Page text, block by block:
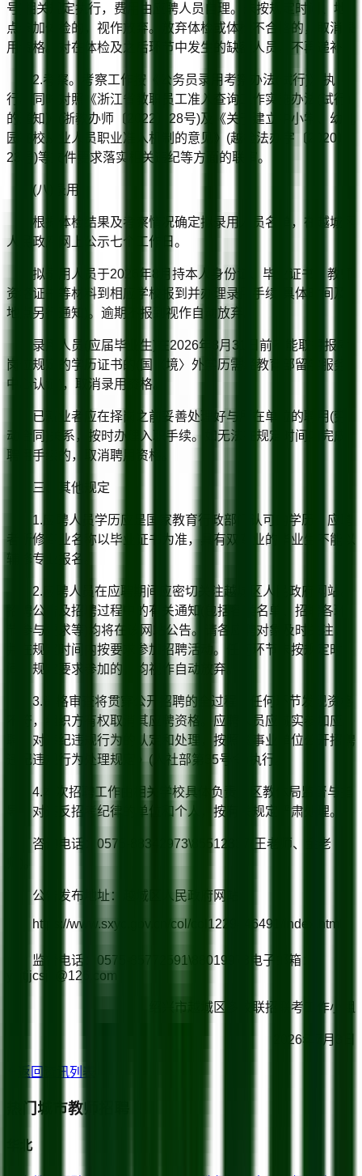
号)相关规定执行，费用由应聘人员自理。未按规定时间、地
点参加体检的，视作放弃。放弃体检或体检不合格的，取消录
用资格。对在体检及之后环节中发生的缺额人员，不再递补。
2.考察。考察工作按《公务员录用考察办法(试行)》执
行。同时对照《浙江省教职员工准入查询工作实施办法(试行)
的通知》(浙教办师〔2022〕28号)及《关于建立中小学、幼儿
园在校从业人员职业准入机制的意见》(越检法办字〔2020〕
23号)等文件要求落实相关违纪等方面的联审。
(八)录用
根据体检结果及考察情况确定拟录用人员名单，在越城区
人民政府网上公示七个工作日。
拟录用人员于2026年8月持本人身份证、毕业证书、教师
资格证书等材料到相应学校报到并办理录用手续(具体时间及
地点另行通知)。逾期不报到视作自动放弃。
录用人员(应届毕业生)在2026年8月31日前不能取得报考
岗位规定的学历证书的(国〈境〉外学历需经教育部留学服务
中心认证)，取消录用资格。
已就业者应在择岗之前妥善处理好与所在单位的聘用(劳
动合同)关系，按时办理入职手续。如无法在规定时间内完成
聘用手续的，取消聘用资格。
三、其他规定
1.应聘人员学历应是国家教育行政部门认可的学历，应聘
者所修专业名称以毕业证书为准，具有双专业的毕业生不能以
辅修专业报名。
2.应聘人员在应聘期间应密切关注越城区人民政府网站。
招聘公告及招聘过程中的有关通知(包括各类名单、招聘各环
节参与要求等)均将在该网站公告。请各应聘对象及时关注，
并在规定时间内按要求参加招聘活动。任何环节未按规定时
间、规定要求参加的，均视作自动放弃。
3.资格审查将贯穿公开招聘的全过程，任何环节发现资格
不符，组织方有权取消其应聘资格。应聘人员应诚实参加应
聘。对违纪违规行为的认定和处理，按照《事业单位公开招聘
违纪违规行为处理规定》(人社部第35号令)执行。
4.本次招聘工作由相关学校具体负责，区教体局监督与指
导，对违反招考纪律的单位和个人，按有关规定严肃处理。
咨询电话：0575-88342973\85512337(王老师、金老
公告发布地址：越城区人民政府网站
https://www.sxyc.gov.cn/col/col1229446491/index.html
监督电话：0575-85772591\88019973电子邮箱：
ycjtjjcsjs@126.com
绍兴市越城区多校联招联考工作小组
2026年7月3日
返回资讯列表
热门城市教师招聘
华北